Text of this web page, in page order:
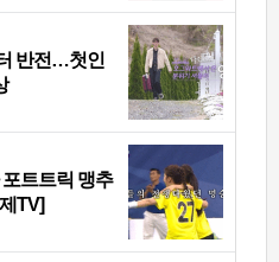
반전…첫인
포트트릭 맹추
TV]